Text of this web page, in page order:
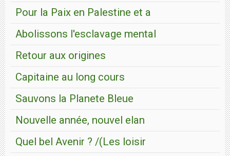
Pour la Paix en Palestine et a
Abolissons l'esclavage mental
Retour aux origines
Capitaine au long cours
Sauvons la Planete Bleue
Nouvelle année, nouvel elan
Quel bel Avenir ? /(Les loisir